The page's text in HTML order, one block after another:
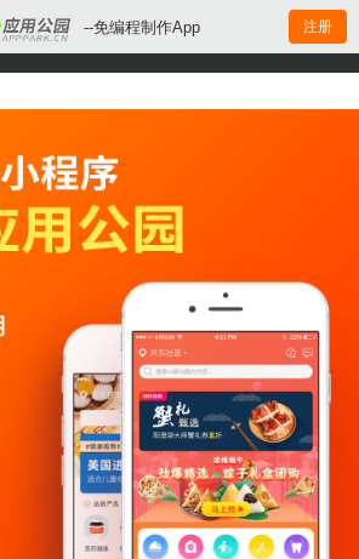
--免编程制作App 注册